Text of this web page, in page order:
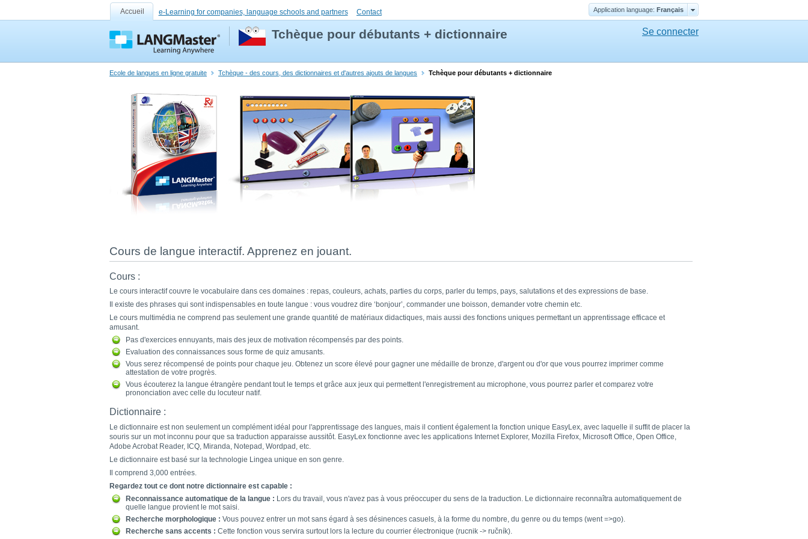
Accueil e-Learning for companies, language schools and partners Contact Application language: Français
Tchèque pour débutants + dictionnaire Se connecter
Ecole de langues en ligne gratuite Tchèque - des cours, des dictionnaires et d'autres ajouts de langues Tchèque pour débutants + dictionnaire
Cours de langue interactif. Apprenez en jouant.
Cours :
Le cours interactif couvre le vocabulaire dans ces domaines : repas, couleurs, achats, parties du corps, parler du temps, pays, salutations et des expressions de base.
Il existe des phrases qui sont indispensables en toute langue : vous voudrez dire ‘bonjour’, commander une boisson, demander votre chemin etc.
Le cours multimédia ne comprend pas seulement une grande quantité de matériaux didactiques, mais aussi des fonctions uniques permettant un apprentissage efficace et
amusant.
Pas d'exercices ennuyants, mais des jeux de motivation récompensés par des points.
Evaluation des connaissances sous forme de quiz amusants.
Vous serez récompensé de points pour chaque jeu. Obtenez un score élevé pour gagner une médaille de bronze, d'argent ou d'or que vous pourrez imprimer comme
attestation de votre progrès.
Vous écouterez la langue étrangère pendant tout le temps et grâce aux jeux qui permettent l'enregistrement au microphone, vous pourrez parler et comparez votre
prononciation avec celle du locuteur natif.
Dictionnaire :
Le dictionnaire est non seulement un complément idéal pour l'apprentissage des langues, mais il contient également la fonction unique EasyLex, avec laquelle il suffit de placer la
souris sur un mot inconnu pour que sa traduction apparaisse aussitôt. EasyLex fonctionne avec les applications Internet Explorer, Mozilla Firefox, Microsoft Office, Open Office,
Adobe Acrobat Reader, ICQ, Miranda, Notepad, Wordpad, etc.
Le dictionnaire est basé sur la technologie Lingea unique en son genre.
Il comprend 3,000 entrées.
Regardez tout ce dont notre dictionnaire est capable :
Reconnaissance automatique de la langue : Lors du travail, vous n'avez pas à vous préoccuper du sens de la traduction. Le dictionnaire reconnaîtra automatiquement de
quelle langue provient le mot saisi.
Recherche morphologique : Vous pouvez entrer un mot sans égard à ses désinences casuels, à la forme du nombre, du genre ou du temps (went =>go).
Recherche sans accents : Cette fonction vous servira surtout lors la lecture du courrier électronique (rucnik -> ručník).